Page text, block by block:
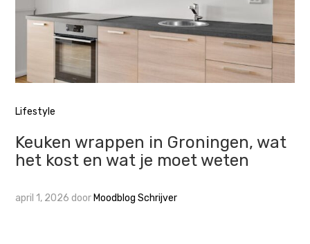
Lifestyle
Keuken wrappen in Groningen, wat
het kost en wat je moet weten
april 1, 2026 door Moodblog Schrijver